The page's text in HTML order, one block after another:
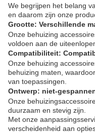
We begrijpen het belang
en daarom zijn onze
Grootte: Verschillende
Onze behuizing
voldoen aan de
Compatibiliteit:
Onze behuizing
behuizing maten,
van toepassingen.
Ontwerp: niet-
Onze
duurzaam en stevig zijn.
Met onze
verscheidenheid aan